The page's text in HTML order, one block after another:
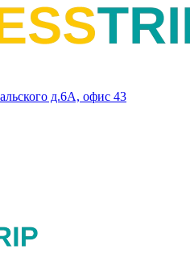
д.6А, офис 43